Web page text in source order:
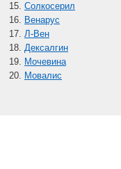
Солкосерил
Венарус
Л-Вен
Дексалгин
Мочевина
Мовалис